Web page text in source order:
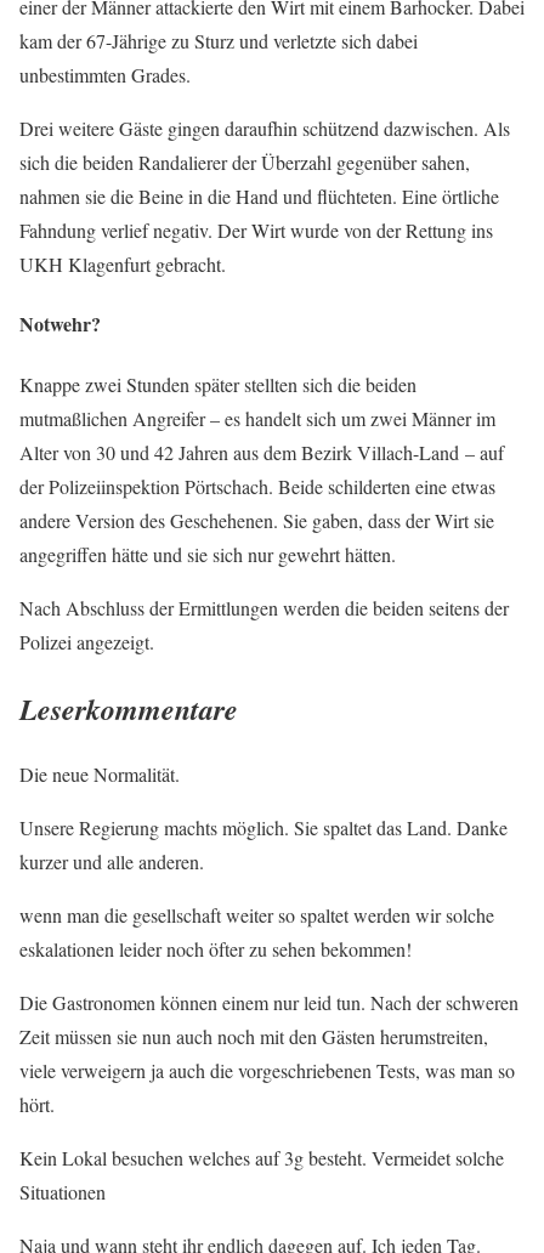
einer der Männer attackierte den Wirt mit einem Barhocker. Dabei
kam der 67-Jährige zu Sturz und verletzte sich dabei
unbestimmten Grades.
Drei weitere Gäste gingen daraufhin schützend dazwischen. Als
sich die beiden Randalierer der Überzahl gegenüber sahen,
nahmen sie die Beine in die Hand und flüchteten. Eine örtliche
Fahndung verlief negativ. Der Wirt wurde von der Rettung ins
UKH Klagenfurt gebracht.
Notwehr?
Knappe zwei Stunden später stellten sich die beiden
mutmaßlichen Angreifer – es handelt sich um zwei Männer im
Alter von 30 und 42 Jahren aus dem Bezirk Villach-Land – auf
der Polizeiinspektion Pörtschach. Beide schilderten eine etwas
andere Version des Geschehenen. Sie gaben, dass der Wirt sie
angegriffen hätte und sie sich nur gewehrt hätten.
Nach Abschluss der Ermittlungen werden die beiden seitens der
Polizei angezeigt.
Leserkommentare
Die neue Normalität.
Unsere Regierung machts möglich. Sie spaltet das Land. Danke
kurzer und alle anderen.
wenn man die gesellschaft weiter so spaltet werden wir solche
eskalationen leider noch öfter zu sehen bekommen!
Die Gastronomen können einem nur leid tun. Nach der schweren
Zeit müssen sie nun auch noch mit den Gästen herumstreiten,
viele verweigern ja auch die vorgeschriebenen Tests, was man so
hört.
Kein Lokal besuchen welches auf 3g besteht. Vermeidet solche
Situationen
Naja und wann steht ihr endlich dagegen auf. Ich jeden Tag.